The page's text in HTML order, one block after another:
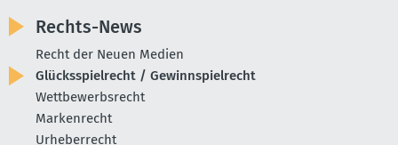
Rechts-News
Recht der Neuen Medien
Glücksspielrecht / Gewinnspielrecht
Wettbewerbsrecht
Markenrecht
Urheberrecht